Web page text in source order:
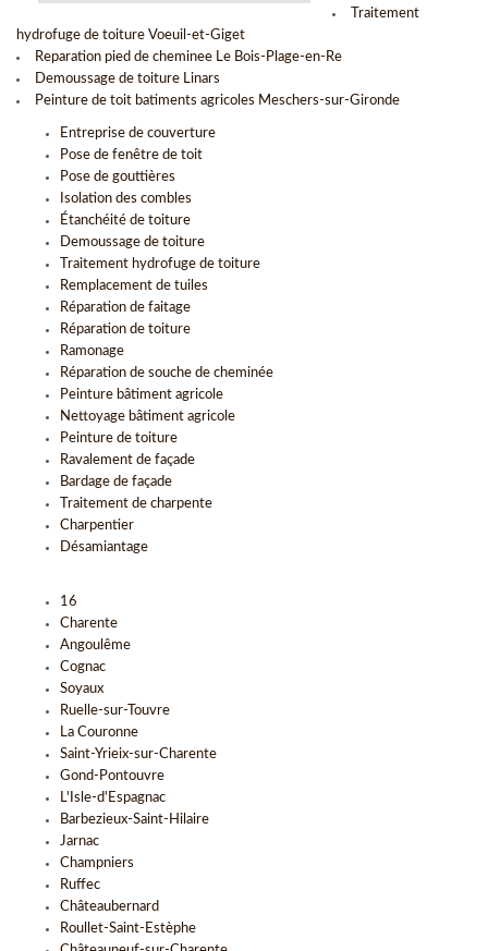
Traitement
hydrofuge de toiture Voeuil-et-Giget
Reparation pied de cheminee Le Bois-Plage-en-Re
Demoussage de toiture Linars
Peinture de toit batiments agricoles Meschers-sur-Gironde
Entreprise de couverture
Pose de fenêtre de toit
Pose de gouttières
Isolation des combles
Étanchéité de toiture
Demoussage de toiture
Traitement hydrofuge de toiture
Remplacement de tuiles
Réparation de faitage
Réparation de toiture
Ramonage
Réparation de souche de cheminée
Peinture bâtiment agricole
Nettoyage bâtiment agricole
Peinture de toiture
Ravalement de façade
Bardage de façade
Traitement de charpente
Charpentier
Désamiantage
16
Charente
Angoulême
Cognac
Soyaux
Ruelle-sur-Touvre
La Couronne
Saint-Yrieix-sur-Charente
Gond-Pontouvre
L'Isle-d'Espagnac
Barbezieux-Saint-Hilaire
Jarnac
Champniers
Ruffec
Châteaubernard
Roullet-Saint-Estèphe